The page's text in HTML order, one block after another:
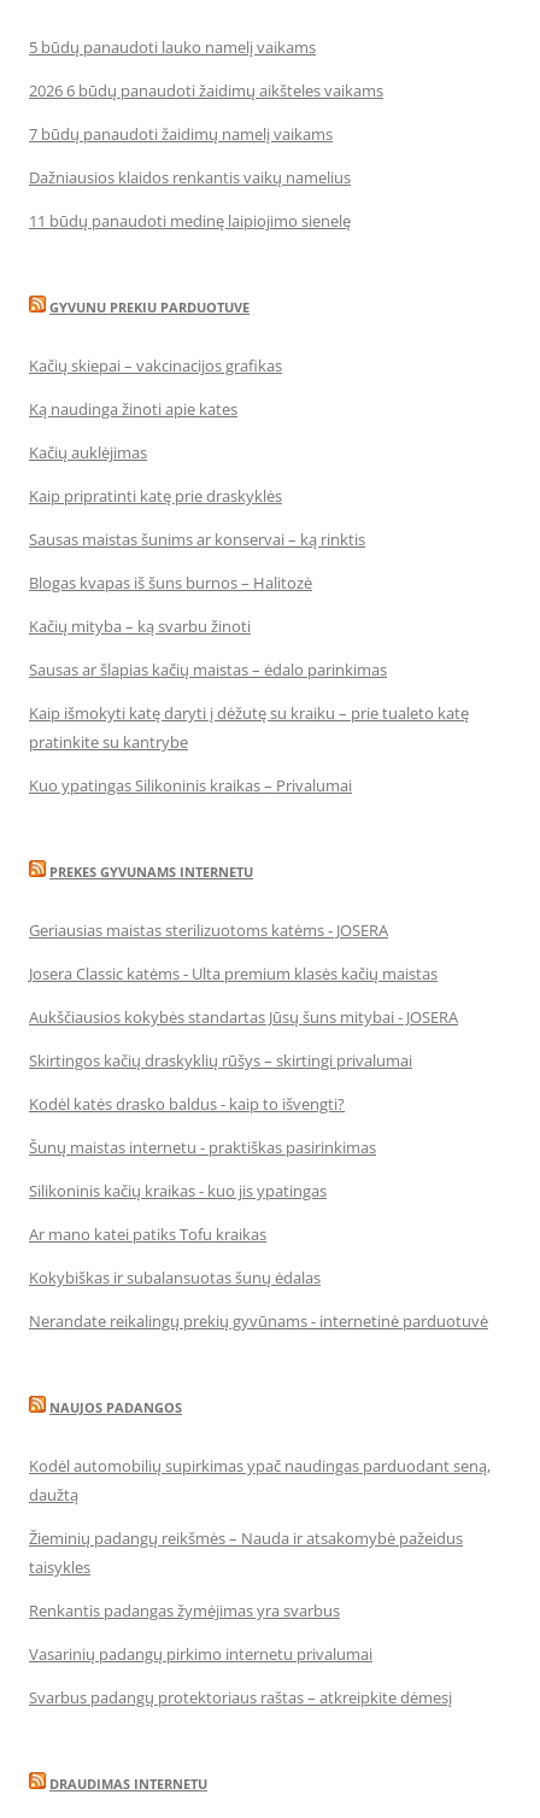
5 būdų panaudoti lauko namelį vaikams
2026 6 būdų panaudoti žaidimų aikšteles vaikams
7 būdų panaudoti žaidimų namelį vaikams
Dažniausios klaidos renkantis vaikų namelius
11 būdų panaudoti medinę laipiojimo sienelę
GYVUNU PREKIU PARDUOTUVE
Kačių skiepai – vakcinacijos grafikas
Ką naudinga žinoti apie kates
Kačių auklėjimas
Kaip pripratinti katę prie draskyklės
Sausas maistas šunims ar konservai – ką rinktis
Blogas kvapas iš šuns burnos – Halitozė
Kačių mityba – ką svarbu žinoti
Sausas ar šlapias kačių maistas – ėdalo parinkimas
Kaip išmokyti katę daryti į dėžutę su kraiku – prie tualeto katę
pratinkite su kantrybe
Kuo ypatingas Silikoninis kraikas – Privalumai
PREKES GYVUNAMS INTERNETU
Geriausias maistas sterilizuotoms katėms - JOSERA
Josera Classic katėms - Ulta premium klasės kačių maistas
Aukščiausios kokybės standartas Jūsų šuns mitybai - JOSERA
Skirtingos kačių draskyklių rūšys – skirtingi privalumai
Kodėl katės drasko baldus - kaip to išvengti?
Šunų maistas internetu - praktiškas pasirinkimas
Silikoninis kačių kraikas - kuo jis ypatingas
Ar mano katei patiks Tofu kraikas
Kokybiškas ir subalansuotas šunų ėdalas
Nerandate reikalingų prekių gyvūnams - internetinė parduotuvė
NAUJOS PADANGOS
Kodėl automobilių supirkimas ypač naudingas parduodant seną,
daužtą
Žieminių padangų reikšmės – Nauda ir atsakomybė pažeidus
taisykles
Renkantis padangas žymėjimas yra svarbus
Vasarinių padangų pirkimo internetu privalumai
Svarbus padangų protektoriaus raštas – atkreipkite dėmesį
DRAUDIMAS INTERNETU